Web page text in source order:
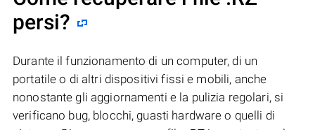
persi?
Durante il funzionamento di un computer, di un
portatile o di altri dispositivi fissi e mobili, anche
nonostante gli aggiornamenti e la pulizia regolari, si
verificano bug, blocchi, guasti hardware o quelli di